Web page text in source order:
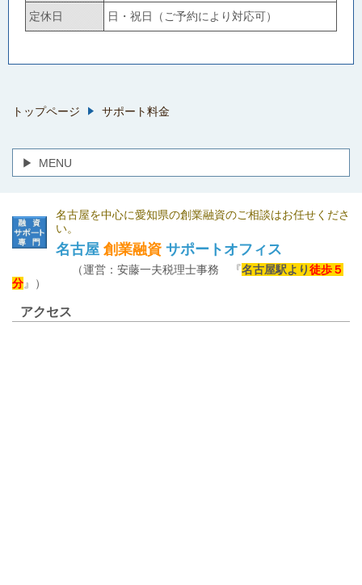
定休日 日・祝日（ご予約により対応可）
トップページ サポート料金
MENU
名古屋を中心に愛知県の創業融資のご相談はお任せくださ
い。
名古屋 創業融資 サポートオフィス
（運営：安藤一夫税理士事務 『名古屋駅より徒歩５
分』）
アクセス